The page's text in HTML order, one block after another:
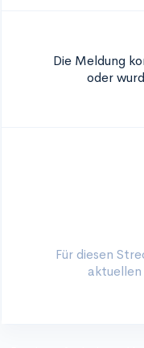
Die Meldung
oder
Für diesen